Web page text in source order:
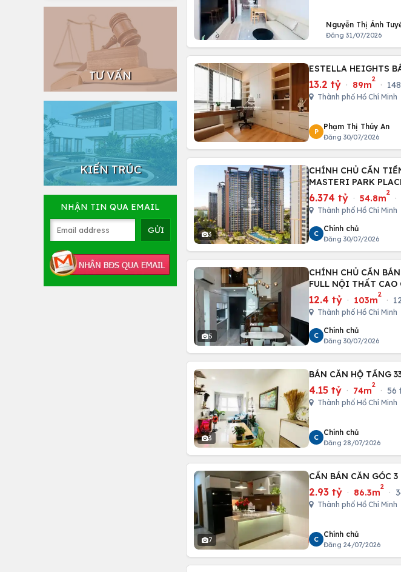
TƯ VẤN
KIẾN TRÚC
NHẬN TIN QUA EMAIL
Nguyễn Thị Ánh
Đăng 31/07/2026
ESTELLA HEIGHTS
13.2 tỷ · 89m
2
·
Thành phố Hồ Chí Minh
P
Phạm Thị Thúy An
Đăng 30/07/2026
3
CHÍNH CHỦ CẦN
MASTERI PARK
6.374 tỷ · 54.8m
2
·
Thành phố Hồ Chí Minh
C
Chính chủ
Đăng 30/07/2026
5
CHÍNH CHỦ CẦN
FULL NỘI THẤT CAO
12.4 tỷ · 103m
2
·
Thành phố Hồ Chí Minh
C
Chính chủ
Đăng 30/07/2026
3
BÁN CĂN HỘ TẦNG
4.15 tỷ · 74m
2
· 56
Thành phố Hồ Chí Minh
C
Chính chủ
Đăng 28/07/2026
7
CẦN BÁN CĂN GÓC
2.93 tỷ · 86.3m
2
·
Thành phố Hồ Chí Minh
C
Chính chủ
Đăng 24/07/2026